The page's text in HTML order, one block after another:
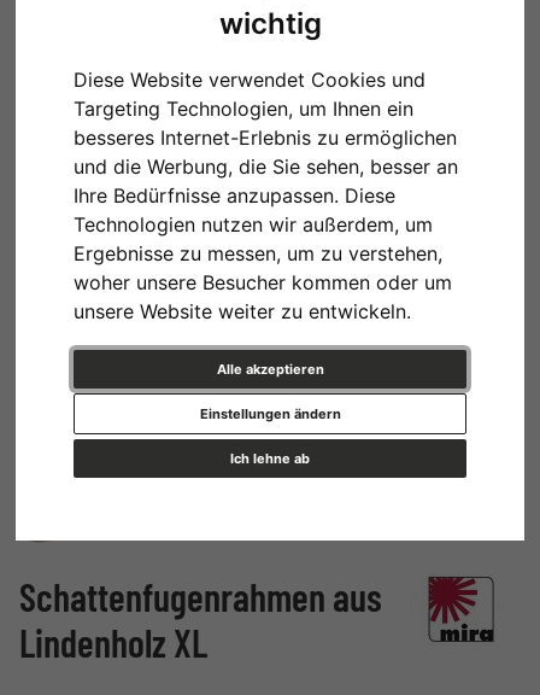
wichtig
Diese Website verwendet Cookies und
Targeting Technologien, um Ihnen ein
besseres Internet-Erlebnis zu ermöglichen
und die Werbung, die Sie sehen, besser an
Ihre Bedürfnisse anzupassen. Diese
Technologien nutzen wir außerdem, um
Ergebnisse zu messen, um zu verstehen,
woher unsere Besucher kommen oder um
unsere Website weiter zu entwickeln.
Alle akzeptieren
Ich lehne ab
Einstellungen ändern
Zurück
Schattenfugenrahmen aus
Lindenholz XL